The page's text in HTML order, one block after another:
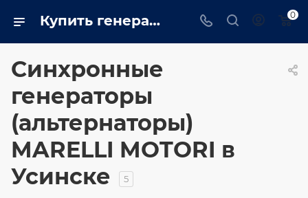
Купить генераторы (альтернаторы) MARELLI MOTORI в Усинске недорого 0
Синхронные
генераторы
(альтернаторы)
MARELLI MOTORI в
Усинске
5